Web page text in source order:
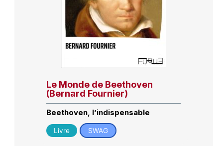
Le Monde de Beethoven
(Bernard Fournier)
Beethoven, l’indispensable
Livre SWAG